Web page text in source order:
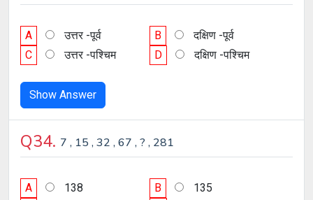
A उत्तर -पूर्व B
दक्षिण -पूर्व
C
उत्तर -पश्चिम D दक्षिण -पश्चिम
Show Answer
Q34. 7 , 15 , 32 , 67 , ? , 281
A 138 B
135